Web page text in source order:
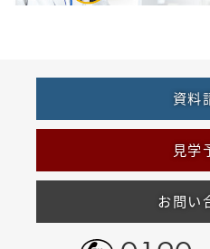
資料
見学
お問い